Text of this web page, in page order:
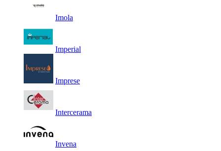
Imola
Imperial
Imprese
Intercerama
Invena